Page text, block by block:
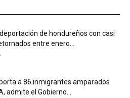
de hondureños con casi
entre enero...
a 86 inmigrantes amparados
admite el Gobierno...